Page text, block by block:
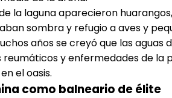
la laguna aparecieron
sombra y refugio a aves y
años se creyó que las
y enfermedades de la
el oasis.
como balneario de élite